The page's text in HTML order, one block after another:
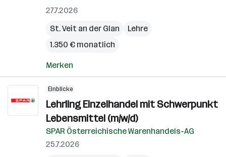
27.7.2026
St. Veit an der Glan
Lehre
1.350 € monatlich
Merken
Einblicke
Lehrling Einzelhandel mit Schwerpunkt
Lebensmittel (m/w/d)
SPAR Österreichische Warenhandels-AG
25.7.2026